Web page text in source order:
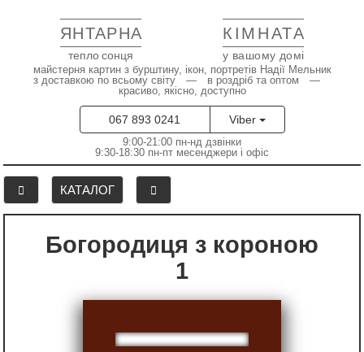
ЯНТАРНА КІМНАТА
тепло сонця у вашому домі
майстерня картин з бурштину, ікон, портретів Надії Мельник
з доставкою по всьому світу — в роздріб та оптом —
красиво, якісно, доступно
067 893 0241 Viber
9:00-21:00 пн-нд дзвінки
9:30-18:30 пн-пт месенджери і офіс
КАТАЛОГ
Богородиця з короною
1